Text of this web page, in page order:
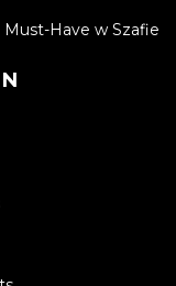
Must-Have w Szafie